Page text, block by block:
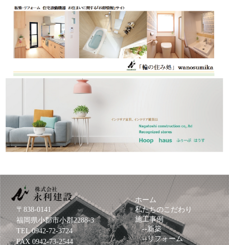
〒838-0141
福岡県小郡市小郡2288-3
TEL0942-72-3724
FAX 0942-73-2544
ホーム
私たちのこだわり
施工事例
--新築
--リフォーム